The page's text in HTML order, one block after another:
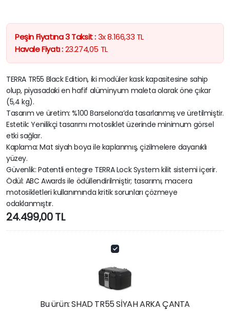
Peşin Fiyatına 3 Taksit :3x8.166,33 TL
Havale Fiyatı :23.274,05 TL
TERRA TR55 Black Edition, iki modüler kask kapasitesine sahip
olup, piyasadaki en hafif alüminyum maleta olarak öne çıkar
(5,4 kg).
Tasarım ve üretim: %100 Barselona’da tasarlanmış ve üretilmiştir.
Estetik: Yenilikçi tasarımı motosiklet üzerinde minimum görsel
etki sağlar.
Kaplama: Mat siyah boya ile kaplanmış, çizilmelere dayanıklı
yüzey.
Güvenlik: Patentli entegre TERRA Lock System kilit sistemi içerir.
Ödül: ABC Awards ile ödüllendirilmiştir; tasarımı, macera
motosikletleri kullanımında kritik sorunları çözmeye
odaklanmıştır.
24.499,00TL
SHAD
SİYAH
Bu ürün:SHAD TR55 SİYAH ARKA ÇANTA